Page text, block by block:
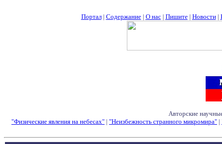
Портал| Содержание| О нас| Пишите| Новости|
Авторские
"Физические явления на небесах" | "Неизбежность странного микромира" |